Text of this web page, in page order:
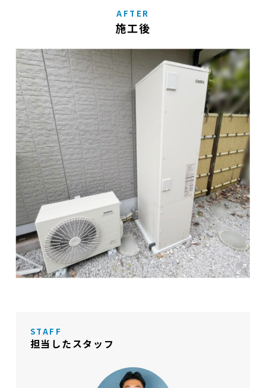
AFTER
施工後
STAFF
担当したスタッフ